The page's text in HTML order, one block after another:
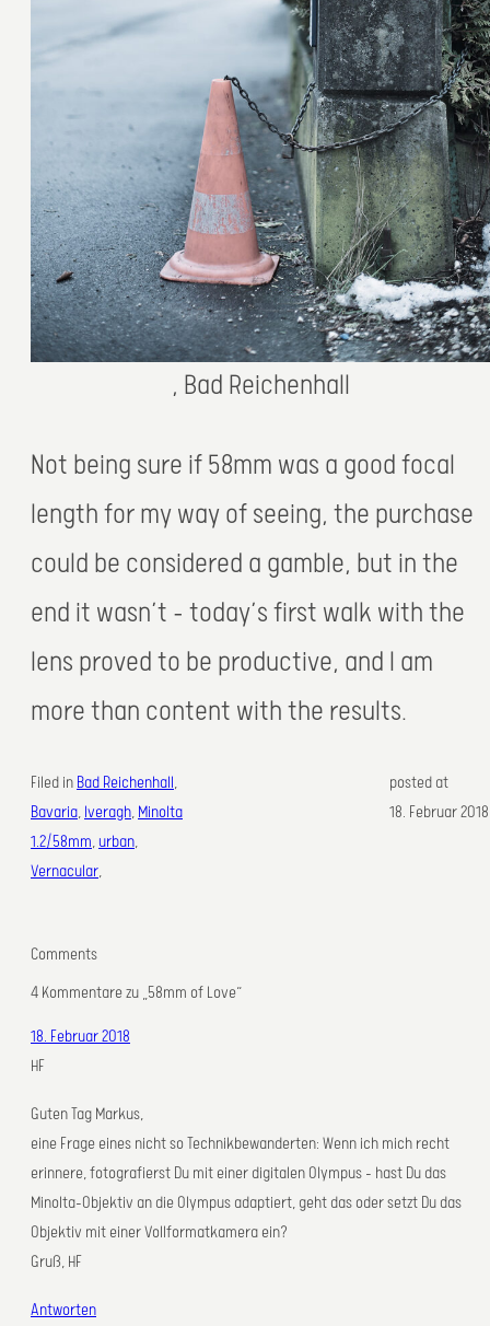
, Bad Reichenhall
Not being sure if 58mm was a good focal
length for my way of seeing, the purchase
could be considered a gamble, but in the
end it wasn’t – today’s first walk with the
lens proved to be productive, and I am
more than content with the results.
Filed in Bad Reichenhall
Bavaria, Iveragh, Minolta
1.2/58mm, urban
Vernacular,
posted at
18. Februar 2018
Comments
4 Kommentare zu „58mm of Love“
18. Februar 2018
HF
Guten Tag Markus,
eine Frage eines nicht so Technikbewanderten: Wenn ich mich recht
erinnere, fotografierst Du mit einer digitalen Olympus – hast Du das
Minolta-Objektiv an die Olympus adaptiert, geht das oder setzt Du das
Objektiv mit einer Vollformatkamera ein?
Gruß, HF
Antworten